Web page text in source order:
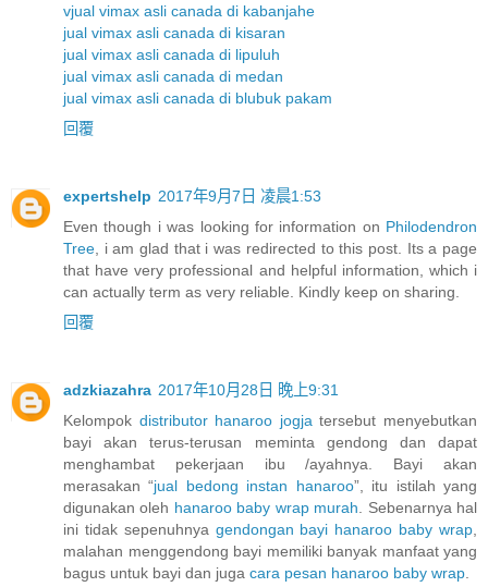
vjual vimax asli canada di kabanjahe
jual vimax asli canada di kisaran
jual vimax asli canada di lipuluh
jual vimax asli canada di medan
jual vimax asli canada di blubuk pakam
回覆
expertshelp 2017年9月7日 凌晨1:53
Even though i was looking for information on Philodendron
Tree , i am glad that i was redirected to this post. Its a page
that have very professional and helpful information, which i
can actually term as very reliable. Kindly keep on sharing.
回覆
adzkiazahra 2017年10月28日 晚上9:31
Kelompok distributor hanaroo jogja tersebut menyebutkan
bayi akan terus-terusan meminta gendong dan dapat
menghambat pekerjaan ibu /ayahnya. Bayi akan
merasakan “jual bedong instan hanaroo”, itu istilah yang
digunakan oleh hanaroo baby wrap murah . Sebenarnya hal
ini tidak sepenuhnya gendongan bayi hanaroo baby wrap
malahan menggendong bayi memiliki banyak manfaat yang
bagus untuk bayi dan juga cara pesan hanaroo baby wrap